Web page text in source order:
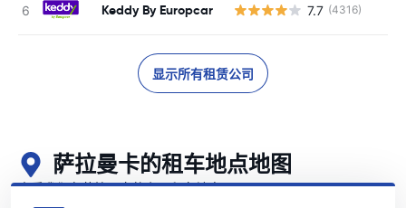
Keddy By Europcar 7.7 (4316)
显示所有租赁公司
萨拉曼卡的租车地点地图
查看我们在萨拉曼卡的主要租车地点